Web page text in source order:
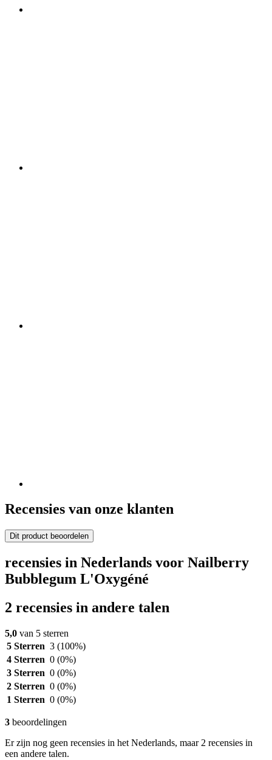
Recensies van onze klanten
Dit product beoordelen
recensies in Nederlands voor Nailberry
Bubblegum L'Oxygéné
2 recensies in andere talen
5,0 van 5 sterren
5 Sterren 3 (100%)
4 Sterren 0 (0%)
3 Sterren 0 (0%)
2 Sterren 0 (0%)
1 Sterren 0 (0%)
3 beoordelingen
Er zijn nog geen recensies in het Nederlands, maar 2 recensies in
een andere talen.